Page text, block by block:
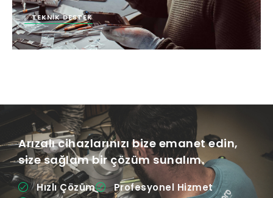
TEKNIK DESTEK
Arızalı cihazlarınızı bize emanet edin,
size sağlam bir çözüm sunalım.
Hızlı Çözüm
Profesyonel Hizmet